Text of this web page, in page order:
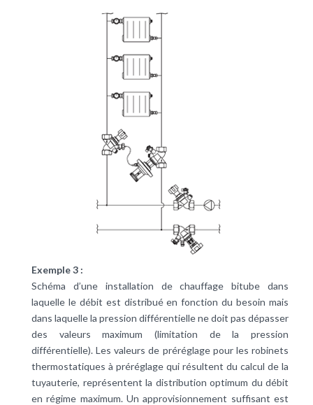
Exemple 3 :
Schéma d’une installation de chauffage bitube dans
laquelle le débit est distribué en fonction du besoin mais
dans laquelle la pression différentielle ne doit pas dépasser
des valeurs maximum (limitation de la pression
différentielle). Les valeurs de préréglage pour les robinets
thermostatiques à préréglage qui résultent du calcul de la
tuyauterie, représentent la distribution optimum du débit
en régime maximum. Un approvisionnement suffisant est